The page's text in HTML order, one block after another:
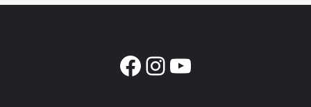
Facebook
Instagram
YouTube